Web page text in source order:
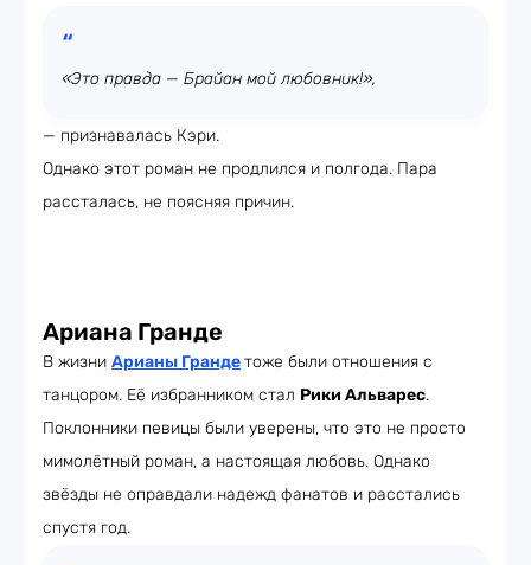
«Это правда — Брайан мой любовник!»,
— признавалась Кэри.
Однако этот роман не продлился и полгода. Пара
рассталась, не поясняя причин.
Ариана Гранде
В жизни Арианы Грандетоже были отношения с
танцором. Её избранником стал Рики Альварес.
Поклонники певицы были уверены, что это не просто
мимолётный роман, а настоящая любовь. Однако
звёзды не оправдали надежд фанатов и расстались
спустя год.